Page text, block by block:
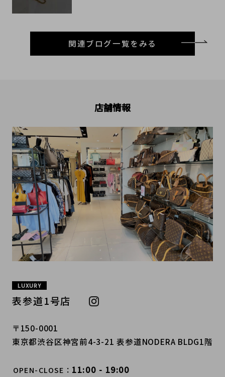
関連ブログ一覧をみる
店舗情報
LUXURY
表参道1号店
〒150-0001
東京都渋谷区神宮前4-3-21 表参道NODERA BLDG1階
OPEN-CLOSE 11:00 - 19:00